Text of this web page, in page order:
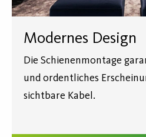
Modernes Design
Die Schienenmontage
und ordentliches
sichtbare Kabel.